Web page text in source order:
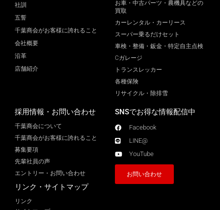
社訓
五誓
千葉商会がお客様に誇れること
会社概要
沿革
店舗紹介
お車・中古パーツ・農機具などの
買取
カーレンタル・カーリース
スーパー乗るだけセット
車検・整備・鈑金・特定自主点検
Cガレージ
トランスレッカー
各種保険
リサイクル・除排雪
採用情報・お問い合わせ
千葉商会について
千葉商会がお客様に誇れること​
募集要項
先輩社員の声
エントリー・お問い合わせ
リンク・サイトマップ
リンク
SNSでお得な情報配信中
Facebook
LINE@
YouTube
お問い合わせ